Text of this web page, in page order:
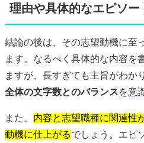
理由や具体的なエピソー
結論の後は、その志望動機に至
ます。なるべく具体的な内容を
ますが、長すぎても主旨がわか
全体の文字数とのバランスを意
また、 内容と志望職種に関連性
動機に仕上がるでしょう。エピ